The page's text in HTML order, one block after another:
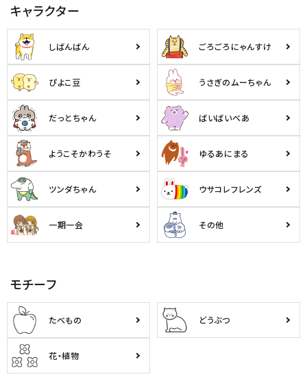
キャラクター
しばんばん ごろごろにゃんすけ
ぴよこ豆 うさぎのムーちゃん
だっとちゃん ばいばいべあ
ようこそかわうそ ゆるあにまる
ツンダちゃん ウサコレフレンズ
一期一会 その他
モチーフ
たべもの どうぶつ
花・植物